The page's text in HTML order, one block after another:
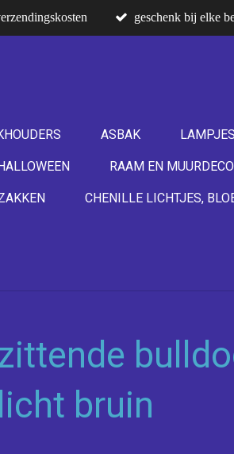
geschenk bij elke
ASBAK LAMPJES
RAAM EN
CHENILLE LICHTJES,
licht bruin